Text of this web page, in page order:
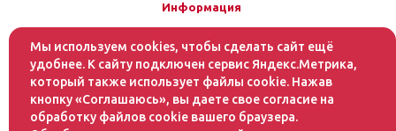
Информация
Гарантия на товар
Условия оплаты
Условия доставки
Помощь
Мы используем cookies, чтобы сделать сайт ещё
удобнее. К сайту подключен сервис Яндекс.Метрика,
который также использует файлы cookie. Нажав
кнопку «Соглашаюсь», вы даете свое согласие на
обработку файлов cookie вашего браузера.